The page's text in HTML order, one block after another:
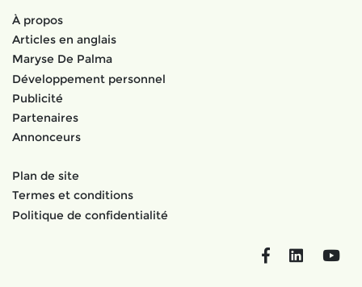
À propos
Articles en anglais
Maryse De Palma
Développement personnel
Publicité
Partenaires
Annonceurs
Plan de site
Termes et conditions
Politique de confidentialité
FacebookLinkedIn